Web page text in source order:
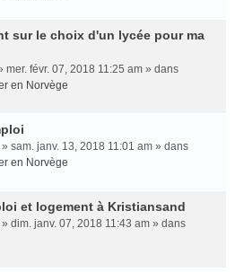
sur le choix d'un lycée pour ma
mer. févr. 07, 2018 11:25 am » dans
en Norvège
» sam. janv. 13, 2018 11:01 am » dans
en Norvège
et logement à Kristiansand
» dim. janv. 07, 2018 11:43 am » dans